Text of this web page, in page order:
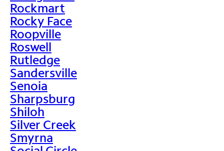
Rockmart
Rocky Face
Roopville
Roswell
Rutledge
Sandersville
Senoia
Sharpsburg
Shiloh
Silver Creek
Smyrna